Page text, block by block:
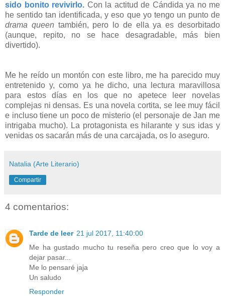
sido bonito revivirlo. Con la actitud de Cándida ya no me
he sentido tan identificada, y eso que yo tengo un punto de
drama queen también, pero lo de ella ya es desorbitado
(aunque, repito, no se hace desagradable, más bien
divertido).
Me he reído un montón con este libro, me ha parecido muy
entretenido y, como ya he dicho, una lectura maravillosa
para estos días en los que no apetece leer novelas
complejas ni densas. Es una novela cortita, se lee muy fácil
e incluso tiene un poco de misterio (el personaje de Jan me
intrigaba mucho). La protagonista es hilarante y sus idas y
venidas os sacarán más de una carcajada, os lo aseguro.
Natalia (Arte Literario)
Compartir
4 comentarios:
Tarde de leer 21 jul 2017, 11:40:00
Me ha gustado mucho tu reseña pero creo que lo voy a
dejar pasar...
Me lo pensaré jaja
Un saludo
Responder